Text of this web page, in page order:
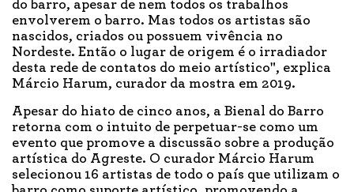
do barro, apesar de nem todos os trabalhos
envolverem o barro. Mas todos os artistas são
nascidos, criados ou possuem vivência no
Nordeste. Então o lugar de origem é o irradiador
desta rede de contatos do meio artístico", explica
Márcio Harum, curador da mostra em 2019.
Apesar do hiato de cinco anos, a Bienal do Barro
retorna com o intuito de perpetuar-se como um
evento que promove a discussão sobre a produção
artística do Agreste. O curador Márcio Harum
selecionou 16 artistas de todo o país que utilizam o